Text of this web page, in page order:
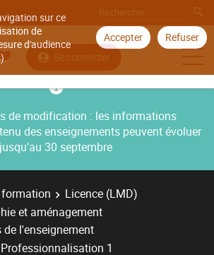
sur ce
de
d'audience
Accepter Refuser
Se connecter
de modification : les informations
des enseignements peuvent évoluer
jusqu’au 30 septembre
Licence (LMD)
et aménagement
de l'enseignement
1